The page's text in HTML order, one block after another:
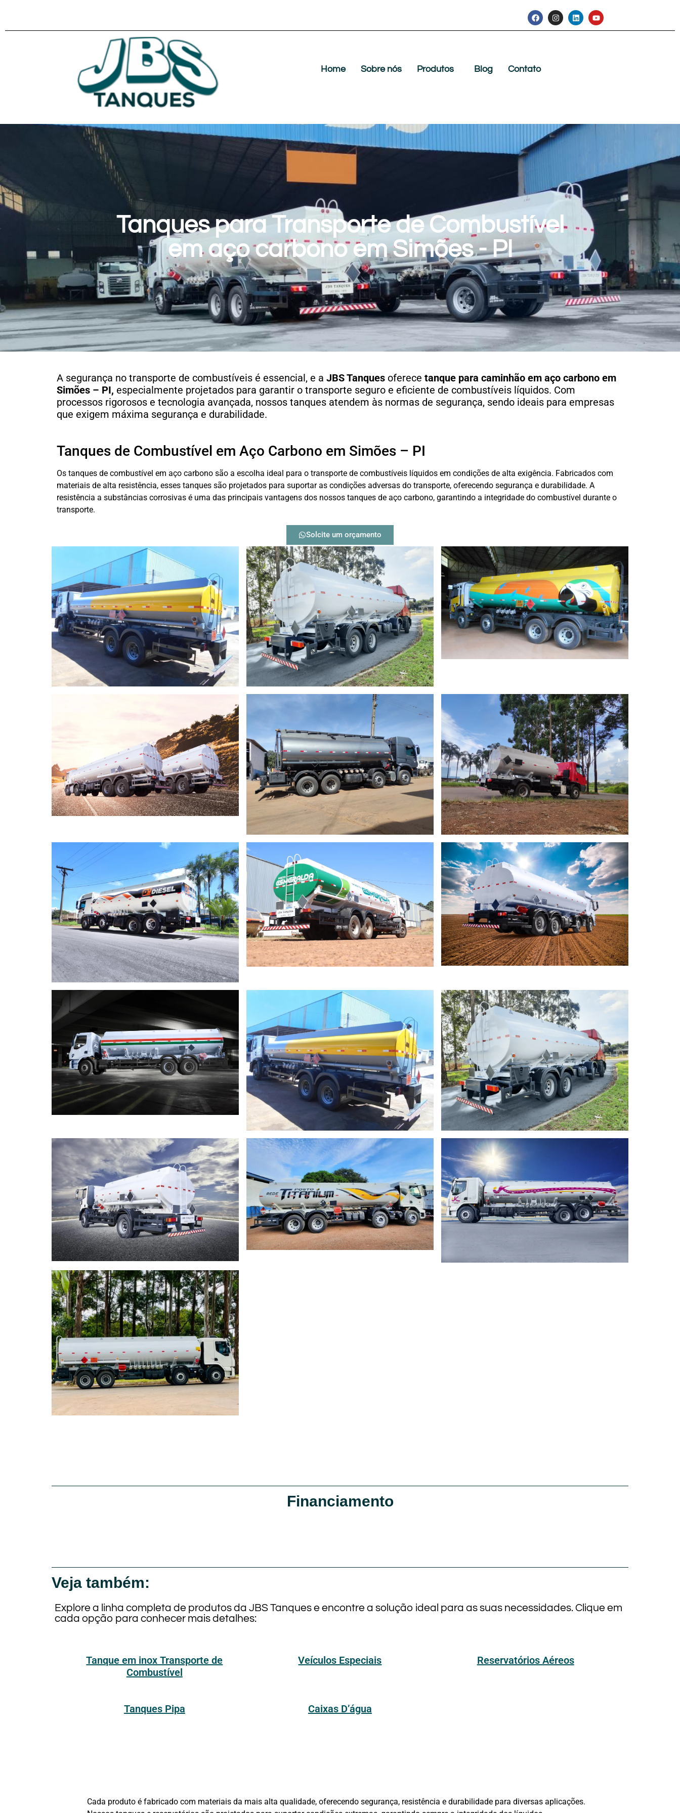
Home Sobre nós Produtos Blog Contato
Tanques para Transporte de Combustível
em aço carbono em Simões - PI
A segurança no transporte de combustíveis é essencial, e a JBS Tanques oferece tanque para caminhão em aço carbono em
Simões – PI, especialmente projetados para garantir o transporte seguro e eficiente de combustíveis líquidos. Com
processos rigorosos e tecnologia avançada, nossos tanques atendem às normas de segurança, sendo ideais para empresas
que exigem máxima segurança e durabilidade.
Tanques de Combustível em Aço Carbono em Simões – PI
Os tanques de combustível em aço carbono são a escolha ideal para o transporte de combustíveis líquidos em condições de alta exigência. Fabricados com
materiais de alta resistência, esses tanques são projetados para suportar as condições adversas do transporte, oferecendo segurança e durabilidade. A
resistência a substâncias corrosivas é uma das principais vantagens dos nossos tanques de aço carbono, garantindo a integridade do combustível durante o
transporte.
Solcite um orçamento
Financiamento
Veja também:
Explore a linha completa de produtos da JBS Tanques e encontre a solução ideal para as suas necessidades. Clique em
cada opção para conhecer mais detalhes:
Tanque em inox Transporte de
Combustível
Veículos Especiais Reservatórios Aéreos
Tanques Pipa Caixas D’água
Cada produto é fabricado com materiais da mais alta qualidade, oferecendo segurança, resistência e durabilidade para diversas aplicações.